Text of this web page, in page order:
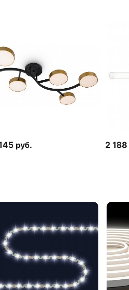
руб. 2 188